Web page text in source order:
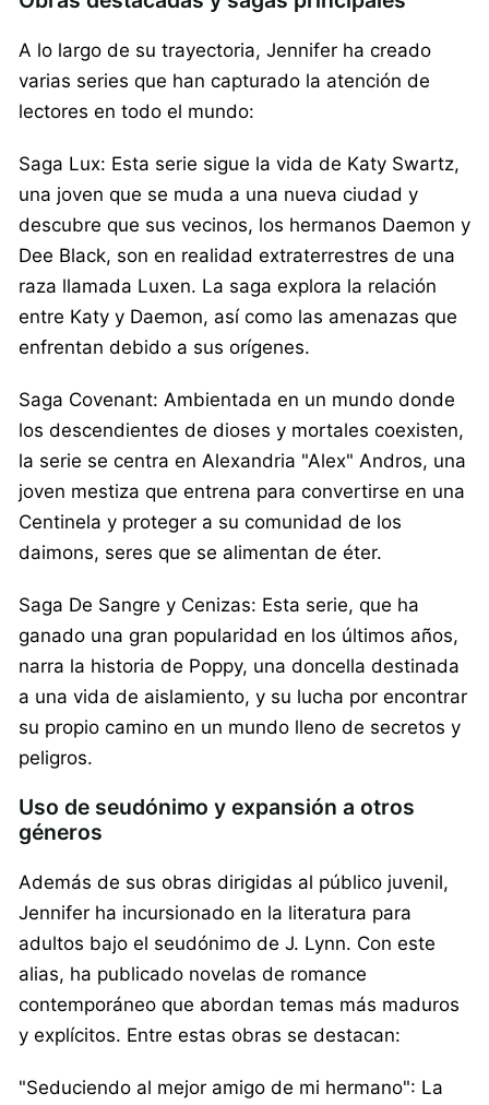
A lo largo de su trayectoria, Jennifer ha creado
varias series que han capturado la atención de
lectores en todo el mundo:
Saga Lux: Esta serie sigue la vida de Katy Swartz,
una joven que se muda a una nueva ciudad y
descubre que sus vecinos, los hermanos Daemon y
Dee Black, son en realidad extraterrestres de una
raza llamada Luxen. La saga explora la relación
entre Katy y Daemon, así como las amenazas que
enfrentan debido a sus orígenes.
Saga Covenant: Ambientada en un mundo donde
los descendientes de dioses y mortales coexisten,
la serie se centra en Alexandria "Alex" Andros, una
joven mestiza que entrena para convertirse en una
Centinela y proteger a su comunidad de los
daimons, seres que se alimentan de éter.
Saga De Sangre y Cenizas: Esta serie, que ha
ganado una gran popularidad en los últimos años,
narra la historia de Poppy, una doncella destinada
a una vida de aislamiento, y su lucha por encontrar
su propio camino en un mundo lleno de secretos y
peligros.
Uso de seudónimo y expansión a otros
géneros
Además de sus obras dirigidas al público juvenil,
Jennifer ha incursionado en la literatura para
adultos bajo el seudónimo de J. Lynn. Con este
alias, ha publicado novelas de romance
contemporáneo que abordan temas más maduros
y explícitos. Entre estas obras se destacan:
"Seduciendo al mejor amigo de mi hermano": La